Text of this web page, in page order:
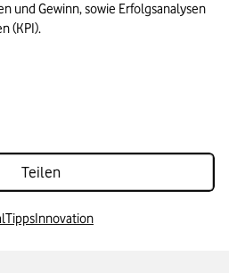
und Gewinn, sowie Erfolgsanalysen
(KPI).
Teilen
TippsInnovation